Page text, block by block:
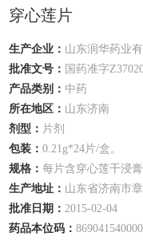
穿心莲片
生产企业： 山东润华药业有
批准文号： 国药准字
产品类别： 中药
所在地区： 山东济南
剂型： 片剂
包装：0.21g*24片/盒。
规格：每片含穿心莲干浸
生产地址： 山东省济南市
批准日期：2015-02-04
药品本位码：